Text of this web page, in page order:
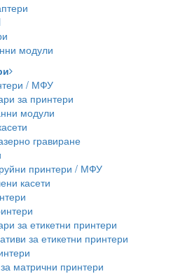
модули
/ МФУ
за принтери
модули
гравиране
принтери / МФУ
касети
за етикетни принтери
за етикетни принтери
матрични принтери